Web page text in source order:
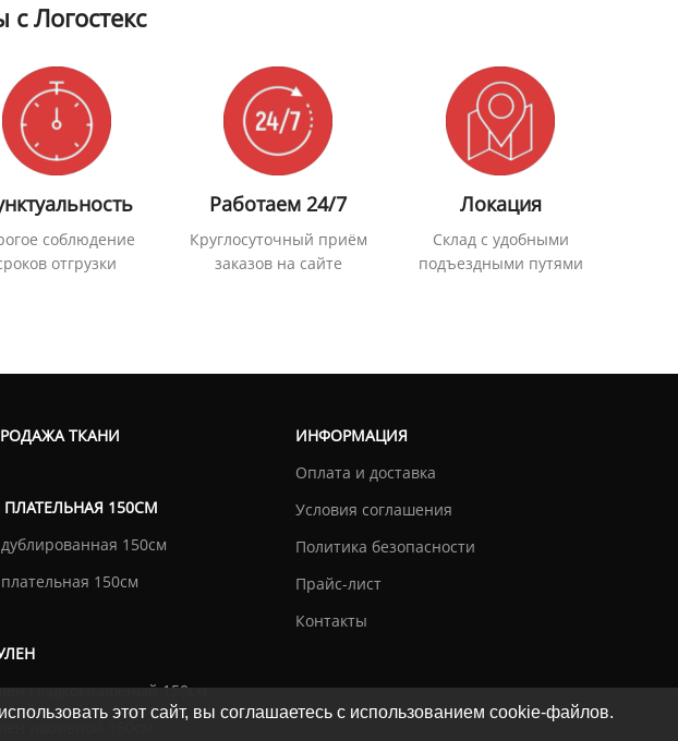
Логостекс
соблюдение
отгрузки
Работаем 24/7
Круглосуточный приём
заказов на сайте
Локация
Склад с удобными
подъездными путями
ТКАНИ
ПЛАТЕЛЬНАЯ 150СМ
150см
150см
гладкокрашеный 150см
ИНФОРМАЦИЯ
Оплата и доставка
Условия соглашения
Политика безопасности
Прайс-лист
Контакты
этот сайт, вы соглашаетесь с использованием cookie-файлов.